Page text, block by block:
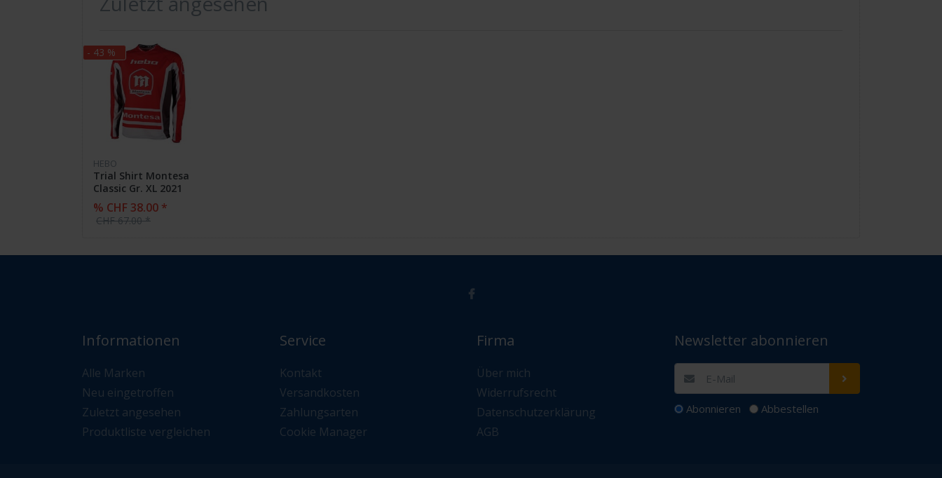
- 43 %
HEBO
Trial Shirt Montesa
Classic Gr. XL 2021
% CHF 38.00 *
CHF 67.00 *
Informationen
Alle Marken
Neu eingetroffen
Zuletzt angesehen
Produktliste vergleichen
Service
Kontakt
Versandkosten
Zahlungsarten
Cookie Manager
Firma
Über mich
Widerrufsrecht
Datenschutzerklärung
AGB
Newsletter abonnieren
Abonnieren Abbestellen